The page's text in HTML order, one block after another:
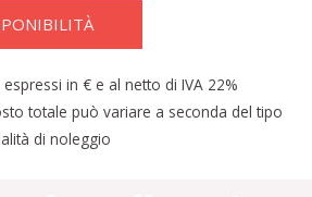
in € e al netto di IVA 22%
totale può variare a seconda del tipo
di noleggio